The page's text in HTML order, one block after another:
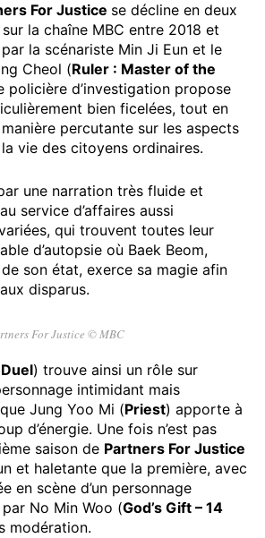
For Justice se décline en deux
la chaîne MBC entre 2018 et
la scénariste Min Ji Eun et le
Cheol (Ruler : Master of the
policière d’investigation propose
bien ficelées, tout en
percutante sur les aspects
vie des citoyens ordinaires.
une narration très fluide et
service d’affaires aussi
qui trouvent toutes leur
d’autopsie où Baek Beom,
son état, exerce sa magie afin
disparus.
For Justice © MBC
Duel) trouve ainsi un rôle sur
intimidant mais
Jung Yoo Mi (Priest) apporte à
d’énergie. Une fois n’est pas
saison de Partners For Justice
et haletante que la première, avec
en scène d’un personnage
No Min Woo (God’s Gift – 14
modération.